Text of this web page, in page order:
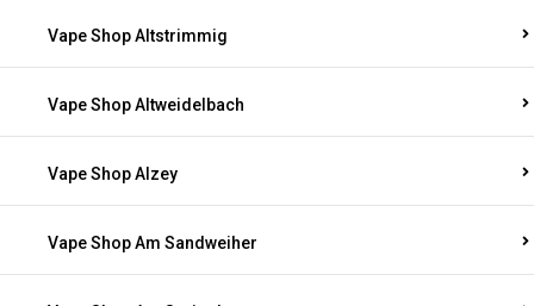
Vape Shop Altstrimmig
Vape Shop Altweidelbach
Vape Shop Alzey
Vape Shop Am Sandweiher